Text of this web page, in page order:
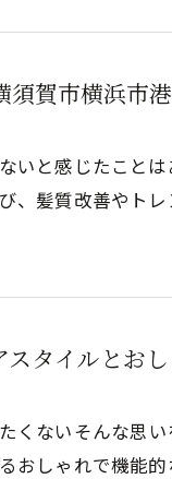
賀市横浜市
いと感じたこと
、髪質改善やト
タイルとお
ない――そんな思
おしゃれで機能